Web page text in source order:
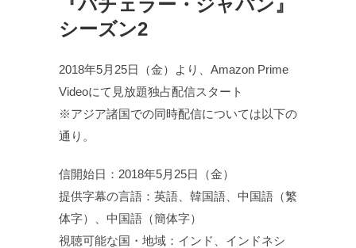
『バチェラー・ジャパン』
シーズン2
2018年5月25日（金）より、Amazon Prime
Videoにて見放題独占配信スタート
※アジア諸国での同時配信については以下の
通り。
信開始日：2018年5月25日（金）
提供字幕の言語：英語、韓国語、中国語（繁
体字）、中国語（簡体字）
視聴可能な国・地域：インド、インドネシ